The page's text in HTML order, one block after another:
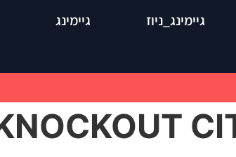
גיימינג_ניוז גיימינג